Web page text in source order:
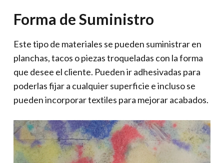
Forma de Suministro
Este tipo de materiales se pueden suministrar en
planchas, tacos o piezas troqueladas con la forma
que desee el cliente. Pueden ir adhesivadas para
poderlas fijar a cualquier superficie e incluso se
pueden incorporar textiles para mejorar acabados.